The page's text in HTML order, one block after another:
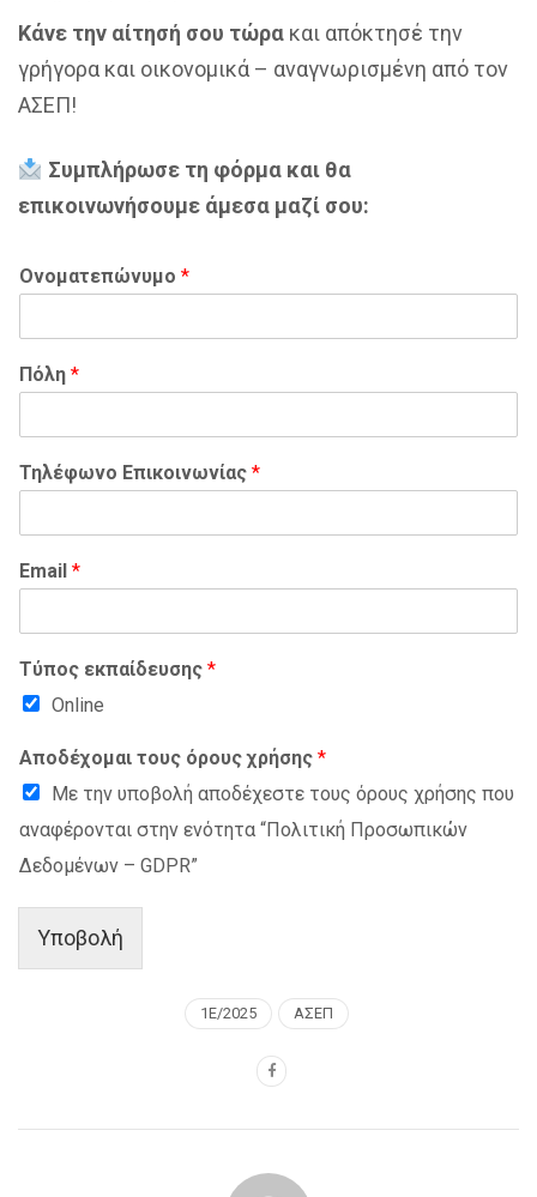
Κάνε την αίτησή σου τώρα και απόκτησέ την
γρήγορα και οικονομικά – αναγνωρισμένη από τον
ΑΣΕΠ!
Συμπλήρωσε τη φόρμα και θα
επικοινωνήσουμε άμεσα μαζί σου:
Ονοματεπώνυμο *
Πόλη *
Τηλέφωνο Επικοινωνίας *
Email *
Τύπος εκπαίδευσης *
Online
Αποδέχομαι τους όρους χρήσης *
Με την υποβολή αποδέχεστε τους όρους χρήσης που
αναφέρονται στην ενότητα “Πολιτική Προσωπικών
Δεδομένων – GDPR”
Υποβολή
1Ε/2025 ΑΣΕΠ